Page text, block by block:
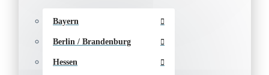
Bayern
Berlin / Brandenburg
Hessen